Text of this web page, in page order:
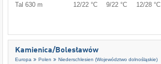
Tal 630 m
12/22 °C 9/22 °C 12/28 °C
Kamienica/​Bolesławów
Europa Polen Niederschlesien (Województwo dolnośląskie)